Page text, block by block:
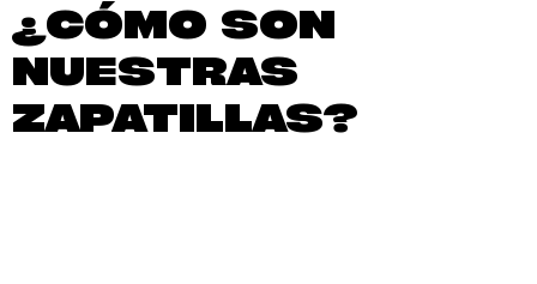
¿CÓMO SON
NUESTRAS
ZAPATILLAS?